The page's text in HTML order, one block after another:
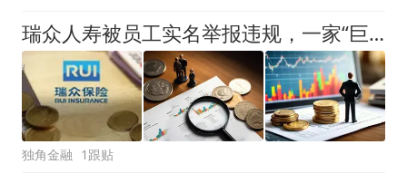
瑞众人寿被员工实名举报违规，一家“巨无霸”险企的多重面孔
独角金融 1跟贴